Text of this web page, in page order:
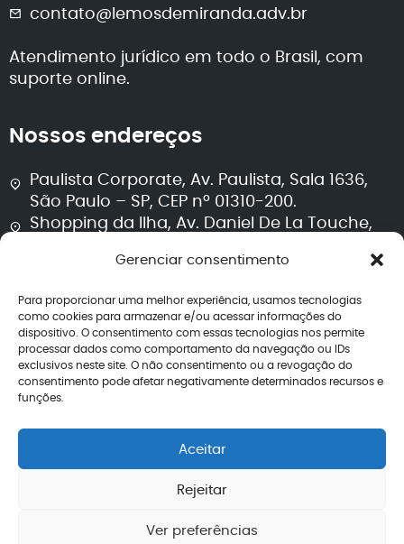
Gerenciar consentimento
Para proporcionar uma melhor experiência, usamos tecnologias
como cookies para armazenar e/ou acessar informações do
dispositivo. O consentimento com essas tecnologias nos permite
processar dados como comportamento da navegação ou IDs
exclusivos neste site. O não consentimento ou a revogação do
consentimento pode afetar negativamente determinados recursos e
funções.
Aceitar
Rejeitar
Ver preferências
contato@lemosdemiranda.adv.br
Atendimento jurídico em todo o Brasil, com
suporte online.
Nossos endereços
Paulista Corporate, Av. Paulista, Sala 1636,
São Paulo – SP, CEP nº 01310-200.
Shopping da Ilha, Av. Daniel De La Touche,
Segurança e transparência
Política de privacidade
Termos de uso
Política editorial jurídica
Avaliações
CNPJ: 40.260.708/0001-04
2026 – Todos os direitos reservados | Lemos de